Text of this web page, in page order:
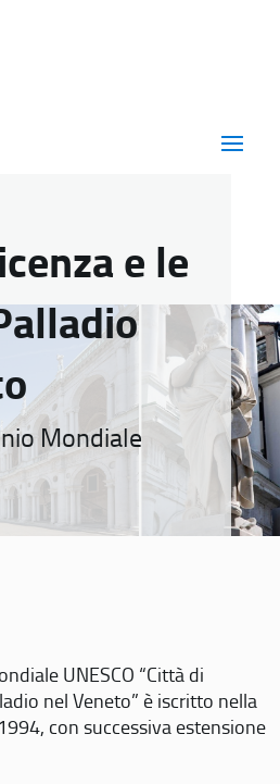
e le
Mondiale
UNESCO “Città di
nel Veneto” è iscritto nella
con successiva estensione